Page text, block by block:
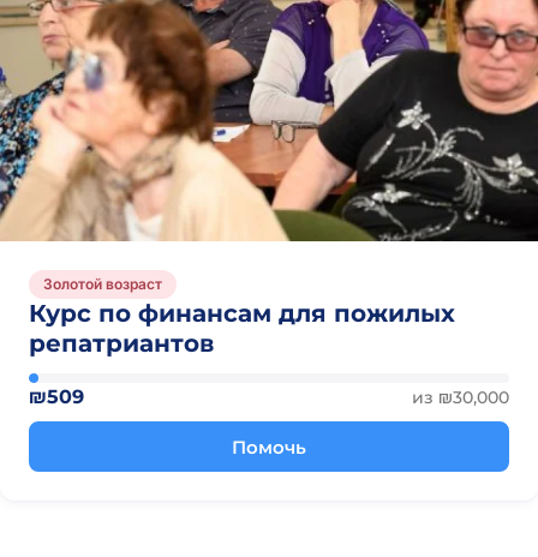
Золотой возраст
Курс по финансам для пожилых
репатриантов
₪509 из ₪30,000
Помочь